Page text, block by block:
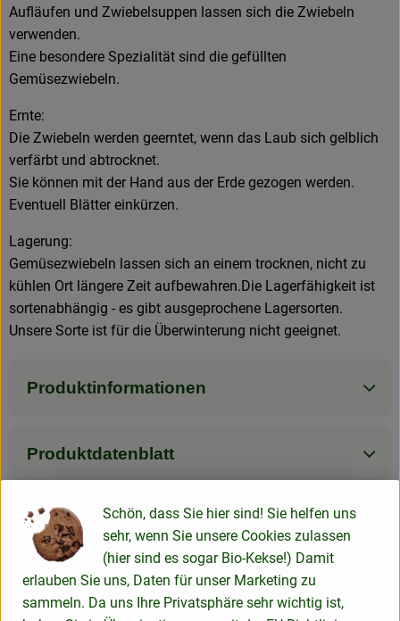
Aufläufen und Zwiebelsuppen lassen sich die Zwiebeln
verwenden.
Eine besondere Spezialität sind die gefüllten
Gemüsezwiebeln.
Ernte:
Die Zwiebeln werden geerntet, wenn das Laub sich gelblich
verfärbt und abtrocknet.
Sie können mit der Hand aus der Erde gezogen werden.
Eventuell Blätter einkürzen.
Lagerung:
Gemüsezwiebeln lassen sich an einem trocknen, nicht zu
kühlen Ort längere Zeit aufbewahren.Die Lagerfähigkeit ist
sortenabhängig - es gibt ausgeprochene Lagersorten.
Unsere Sorte ist für die Überwinterung nicht geeignet.
Produktinformationen
Produktdatenblatt
Verwendet oder empfohlen bei
Schmand 24% Fett
Schön, dass Sie hier sind! Sie helfen uns
sehr, wenn Sie unsere Cookies zulassen
(hier sind es sogar Bio-Kekse!) Damit
erlauben Sie uns, Daten für unser Marketing zu
sammeln. Da uns Ihre Privatsphäre sehr wichtig ist,